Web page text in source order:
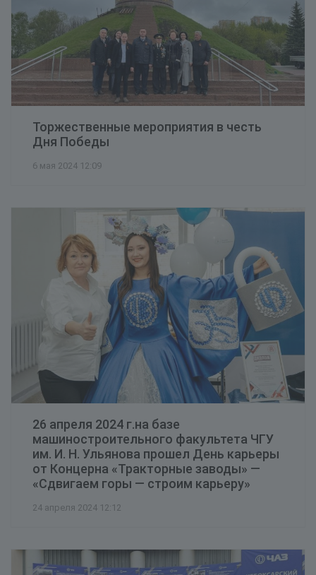
Торжественные мероприятия в честь
Дня Победы
6 мая 2024 12:09
26 апреля 2024 г.на базе
машиностроительного факультета ЧГУ
им. И. Н. Ульянова прошел День карьеры
от Концерна «Тракторные заводы» —
«Сдвигаем горы — строим карьеру»
24 апреля 2024 12:12